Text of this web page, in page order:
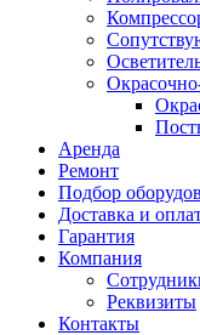
Аренда
Ремонт
Подбор
Доставка и
Гарантия
Компания
Реквизиты
Контакты